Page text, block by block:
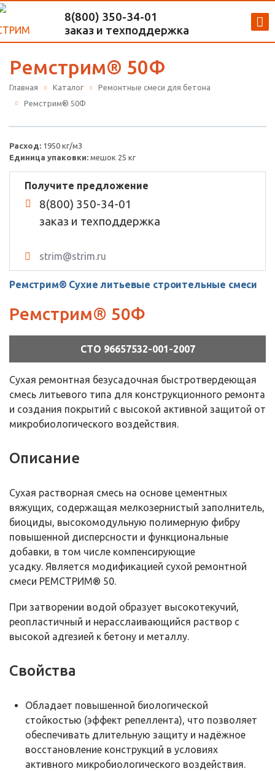
8(800) 350-34-01
заказ и техподдержка
strim_russia
Ремстрим® 50Ф
Главная Каталог
Ремонтные смеси для бетона
Ремстрим® 50Ф
Расход: 1950 кг/м3
Единица упаковки: мешок 25 кг
Получите предложение
8(800) 350-34-01
заказ и техподдержка
strim@strim.ru
Ремстрим® Сухие литьевые строительные смеси
Ремстрим® 50Ф
СТО 96657532-001-2007
Сухая ремонтная безусадочная быстротвердеющая
смесь литьевого типа для конструкционного ремонта
и создания покрытий с высокой активной защитой от
микробиологического воздействия.
Описание
Сухая растворная смесь на основе цементных
вяжущих, содержащая мелкозернистый заполнитель,
биоциды, высокомодульную полимерную фибру
повышенной дисперсности и функциональные
добавки, в том числе компенсирующие
усадку. Является модификацией сухой ремонтной
смеси РЕМСТРИМ® 50.
При затворении водой образует высокотекучий,
реопластичный и нерасслаивающийся раствор с
высокой адгезией к бетону и металлу.
Свойства
Обладает повышенной биологической
стойкостью (эффект репеллента), что позволяет
обеспечивать длительную защиту и надёжное
восстановление конструкций в условиях
активного микробиологического воздействия.